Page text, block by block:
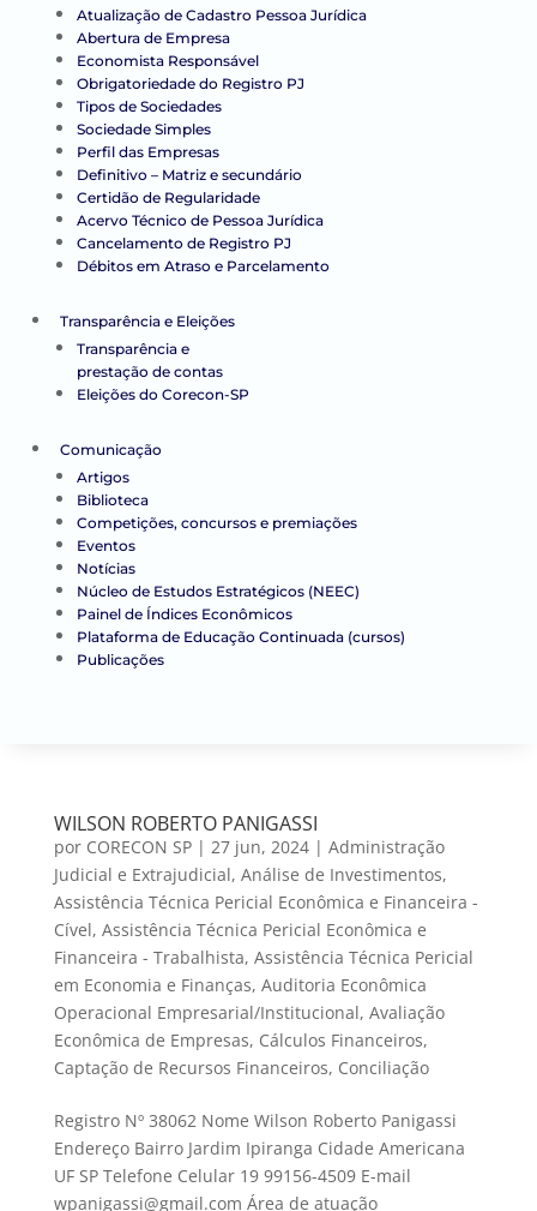
Atualização de Cadastro Pessoa Jurídica
Abertura de Empresa
Economista Responsável
Obrigatoriedade do Registro PJ
Tipos de Sociedades
Sociedade Simples
Perfil das Empresas
Definitivo – Matriz e secundário
Certidão de Regularidade
Acervo Técnico de Pessoa Jurídica
Cancelamento de Registro PJ
Débitos em Atraso e Parcelamento
Transparência e Eleições
Transparência e
prestação de contas
Eleições do Corecon-SP
Comunicação
Artigos
Biblioteca
Competições, concursos e premiações
Eventos
Notícias
Núcleo de Estudos Estratégicos (NEEC)
Painel de Índices Econômicos
Plataforma de Educação Continuada (cursos)
Publicações
WILSON ROBERTO PANIGASSI
por CORECON SP| 27 jun, 2024| Administração
Judicial e Extrajudicial, Análise de Investimentos,
Assistência Técnica Pericial Econômica e Financeira -
Cível, Assistência Técnica Pericial Econômica e
Financeira - Trabalhista, Assistência Técnica Pericial
em Economia e Finanças, Auditoria Econômica
Operacional Empresarial/Institucional, Avaliação
Econômica de Empresas, Cálculos Financeiros,
Captação de Recursos Financeiros, Conciliação
Registro Nº 38062 Nome Wilson Roberto Panigassi
Endereço Bairro Jardim Ipiranga Cidade Americana
UF SP Telefone Celular 19 99156-4509 E-mail
wpanigassi@gmail.com Área de atuação